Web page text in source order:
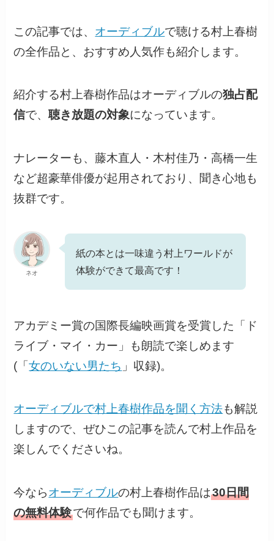
この記事では、 オーディブルで聴ける村上春樹
の全作品と、おすすめ人気作も紹介します。
紹介する村上春樹作品はオーディブルの独占配
信で、聴き放題の対象になっています。
ナレーターも、藤木直人・木村佳乃・高橋一生
など超豪華俳優が起用されており、聞き心地も
抜群です。
ネオ
紙の本とは一味違う村上ワールドが
体験ができて最高です！
アカデミー賞の国際長編映画賞を受賞した「ド
ライブ・マイ・カー」も朗読で楽しめます
(「女のいない男たち 」収録)。
オーディブルで村上春樹作品を聞く方法も解説
しますので、ぜひこの記事を読んで村上作品を
楽しんでくださいね。
今ならオーディブルの村上春樹作品は30日間
の無料体験で何作品でも聞けます。